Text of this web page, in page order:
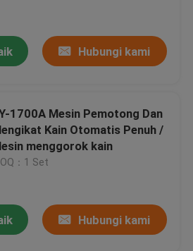
Hubungi kami
1700A Mesin Pemotong Dan
Kain Otomatis Penuh /
menggorok kain
：1 Set
Hubungi kami